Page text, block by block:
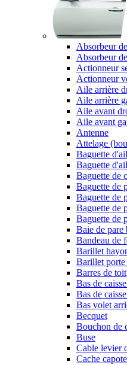
Absorbeur
Absorbeur
Actionneur
Actionneur
Aile arrière
Aile arrière
Aile avant
Aile avant
Antenne
Attelage
Baguette
Baguette
Baguette de
Baguette de
Baguette de
Baguette de
Baguette de
Baie de pare
Bandeau de
Barillet
Barillet porte
Barres de toit
Bas de
Bas de
Bas volet
Becquet
Bouchon de
Buse
Cable levier
Cache capote